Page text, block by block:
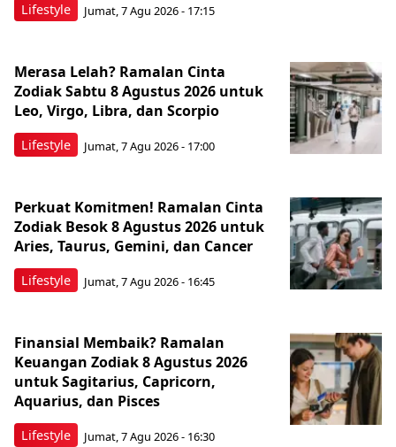
Lifestyle Jumat, 7 Agu 2026 - 17:15
Lifestyle
Merasa Lelah? Ramalan Cinta
Zodiak Sabtu 8 Agustus 2026 untuk
Leo, Virgo, Libra, dan Scorpio
Jumat, 7 Agu 2026 - 17:00
Lifestyle
Perkuat Komitmen! Ramalan Cinta
Zodiak Besok 8 Agustus 2026 untuk
Aries, Taurus, Gemini, dan Cancer
Jumat, 7 Agu 2026 - 16:45
Lifestyle
Finansial Membaik? Ramalan
Keuangan Zodiak 8 Agustus 2026
untuk Sagitarius, Capricorn,
Aquarius, dan Pisces
Jumat, 7 Agu 2026 - 16:30